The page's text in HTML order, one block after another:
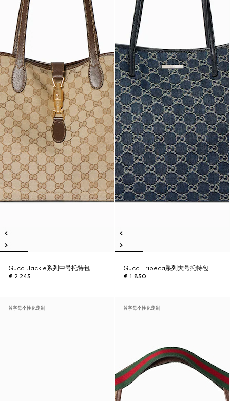
Gucci Jackie系列中号托特包
€ 2.245
Gucci Tribeca系列大号托特包
€ 1.850
首字母个性化定制 首字母个性化定制